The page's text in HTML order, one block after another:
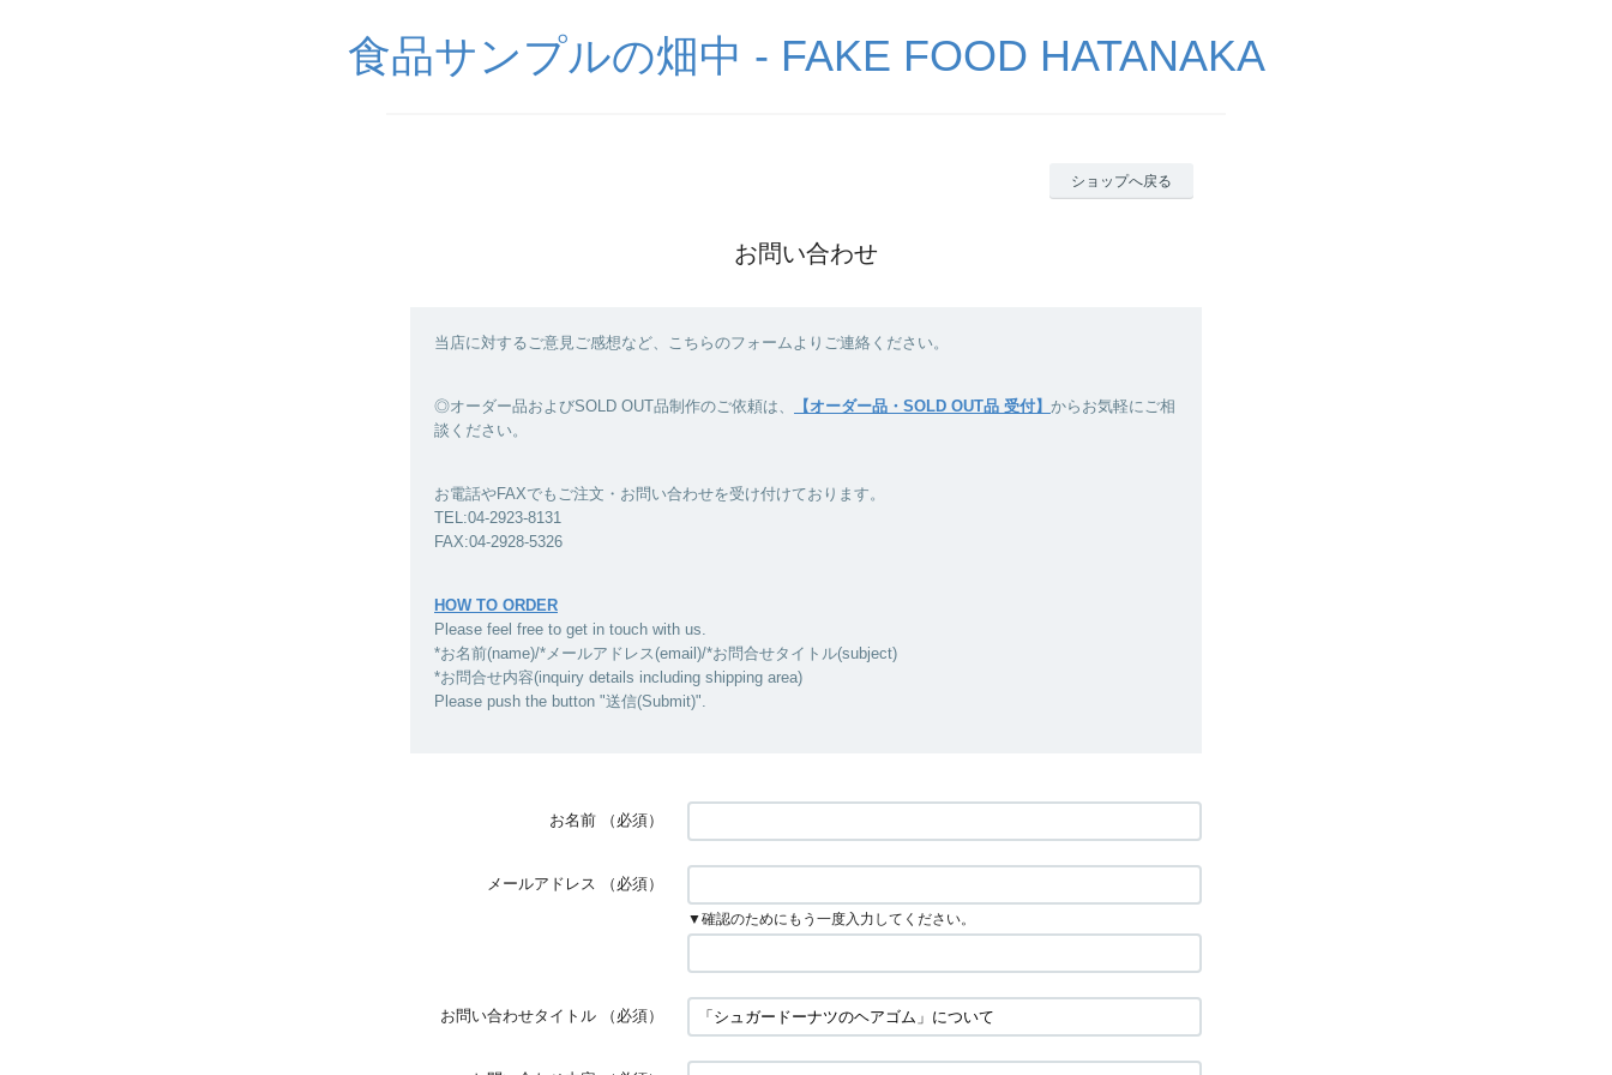
食品サンプルの畑中 - FAKE FOOD HATANAKA
ショップへ戻る
お問い合わせ
当店に対するご意見ご感想など、こちらのフォームよりご連絡ください。
◎オーダー品およびSOLD OUT品制作のご依頼は、 【オーダー品・SOLD OUT品 受付】 からお気軽にご相
談ください。
お電話やFAXでもご注文・お問い合わせを受け付けております。
TEL:04-2923-8131
FAX:04-2928-5326
HOW TO ORDER
Please feel free to get in touch with us.
*お名前(name)/*メールアドレス(email)/*お問合せタイトル(subject)
*お問合せ内容(inquiry details including shipping area)
Please push the button "送信(Submit)".
お名前 （必須）
メールアドレス （必須）
▼確認のためにもう一度入力してください。
お問い合わせタイトル （必須）